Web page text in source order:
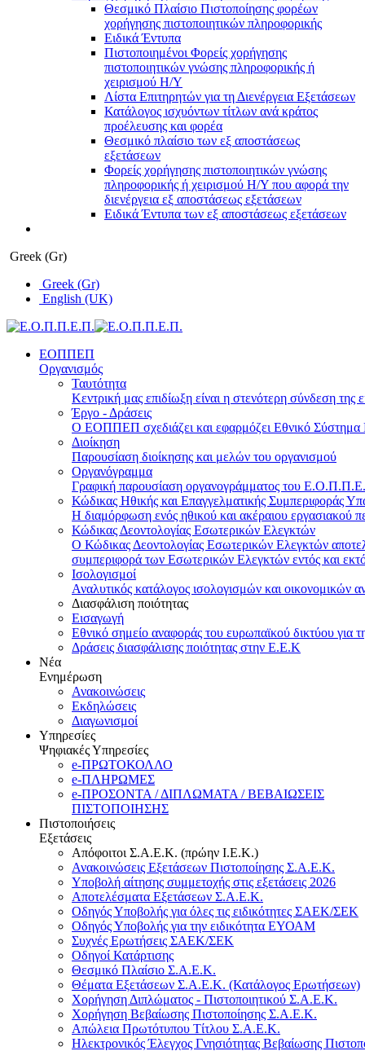
Θεσμικό Πλαίσιο Πιστοποίησης φορέων
χορήγησης πιστοποιητικών πληροφορικής
Ειδικά Έντυπα
Πιστοποιημένοι Φορείς χορήγησης
πιστοποιητικών γνώσης πληροφορικής ή
χειρισμού Η/Υ
Λίστα Επιτηρητών για τη Διενέργεια Εξετάσεων
Κατάλογος ισχυόντων τίτλων ανά κράτος
προέλευσης και φορέα
Θεσμικό πλαίσιο των εξ αποστάσεως
εξετάσεων
Φορείς χορήγησης πιστοποιητικών γνώσης
πληροφορικής ή χειρισμού Η/Υ που αφορά την
διενέργεια εξ αποστάσεως εξετάσεων
Ειδικά Έντυπα των εξ αποστάσεως εξετάσεων
Greek (Gr)
Greek (Gr)
English (UK)
ΕΟΠΠΕΠ
Οργανισμός
Ταυτότητα
Κεντρική μας επιδίωξη είναι η στενότερη σύνδεση της
Έργο - Δράσεις
Ο ΕΟΠΠΕΠ σχεδιάζει και εφαρμόζει Eθνικό Σύστημα
Διοίκηση
Παρουσίαση διοίκησης και μελών του οργανισμού
Οργανόγραμμα
Γραφική παρουσίαση οργανογράμματος του
Κώδικας Ηθικής και Επαγγελματικής Συμπεριφοράς
Η διαμόρφωση ενός ηθικού και ακέραιου εργασιακού
Κώδικας Δεοντολογίας Εσωτερικών Ελεγκτών
Ο Κώδικας Δεοντολογίας Εσωτερικών Ελεγκτών
συμπεριφορά των Εσωτερικών Ελεγκτών εντός και
Ισολογισμοί
Αναλυτικός κατάλογος ισολογισμών και οικονομικών
Διασφάλιση ποιότητας
Εισαγωγή
Εθνικό σημείο αναφοράς του ευρωπαϊκού δικτύου για
Δράσεις διασφάλισης ποιότητας στην Ε.Ε.Κ
Νέα
Ενημέρωση
Ανακοινώσεις
Εκδηλώσεις
Διαγωνισμοί
Υπηρεσίες
Ψηφιακές Υπηρεσίες
e-ΠΡΩΤΟΚΟΛΛΟ
e-ΠΛΗΡΩΜΕΣ
e-ΠΡΟΣΟΝΤΑ / ΔΙΠΛΩΜΑΤΑ / ΒΕΒΑΙΩΣΕΙΣ
ΠΙΣΤΟΠΟΙΗΣΗΣ
Πιστοποιήσεις
Εξετάσεις
Απόφοιτοι Σ.Α.Ε.Κ. (πρώην Ι.Ε.Κ.)
Ανακοινώσεις Εξετάσεων Πιστοποίησης Σ.Α.Ε.Κ.
Υποβολή αίτησης συμμετοχής στις εξετάσεις 2026
Αποτελέσματα Εξετάσεων Σ.Α.Ε.Κ.
Οδηγός Υποβολής για όλες τις ειδικότητες ΣΑΕΚ/ΣΕΚ
Οδηγός Υποβολής για την ειδικότητα ΕΥΟΑΜ
Συχνές Ερωτήσεις ΣΑΕΚ/ΣΕΚ
Οδηγοί Κατάρτισης
Θεσμικό Πλαίσιο Σ.Α.Ε.Κ.
Θέματα Εξετάσεων Σ.Α.Ε.Κ. (Κατάλογος Ερωτήσεων)
Χορήγηση Διπλώματος - Πιστοποιητικού Σ.Α.Ε.Κ.
Χορήγηση Βεβαίωσης Πιστοποίησης Σ.Α.Ε.Κ.
Απώλεια Πρωτότυπου Τίτλου Σ.Α.Ε.Κ.
Ηλεκτρονικός Έλεγχος Γνησιότητας Βεβαίωσης